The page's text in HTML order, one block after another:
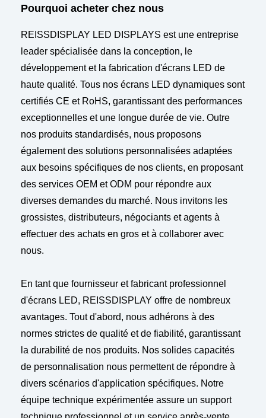
Pourquoi acheter chez nous
REISSDISPLAY LED DISPLAYS est une entreprise
leader spécialisée dans la conception, le
développement et la fabrication d'écrans LED de
haute qualité. Tous nos écrans LED dynamiques sont
certifiés CE et RoHS, garantissant des performances
exceptionnelles et une longue durée de vie. Outre
nos produits standardisés, nous proposons
également des solutions personnalisées adaptées
aux besoins spécifiques de nos clients, en proposant
des services OEM et ODM pour répondre aux
diverses demandes du marché. Nous invitons les
grossistes, distributeurs, négociants et agents à
effectuer des achats en gros et à collaborer avec
nous.
En tant que fournisseur et fabricant professionnel
d'écrans LED, REISSDISPLAY offre de nombreux
avantages. Tout d'abord, nous adhérons à des
normes strictes de qualité et de fiabilité, garantissant
la durabilité de nos produits. Nos solides capacités
de personnalisation nous permettent de répondre à
divers scénarios d'application spécifiques. Notre
équipe technique expérimentée assure un support